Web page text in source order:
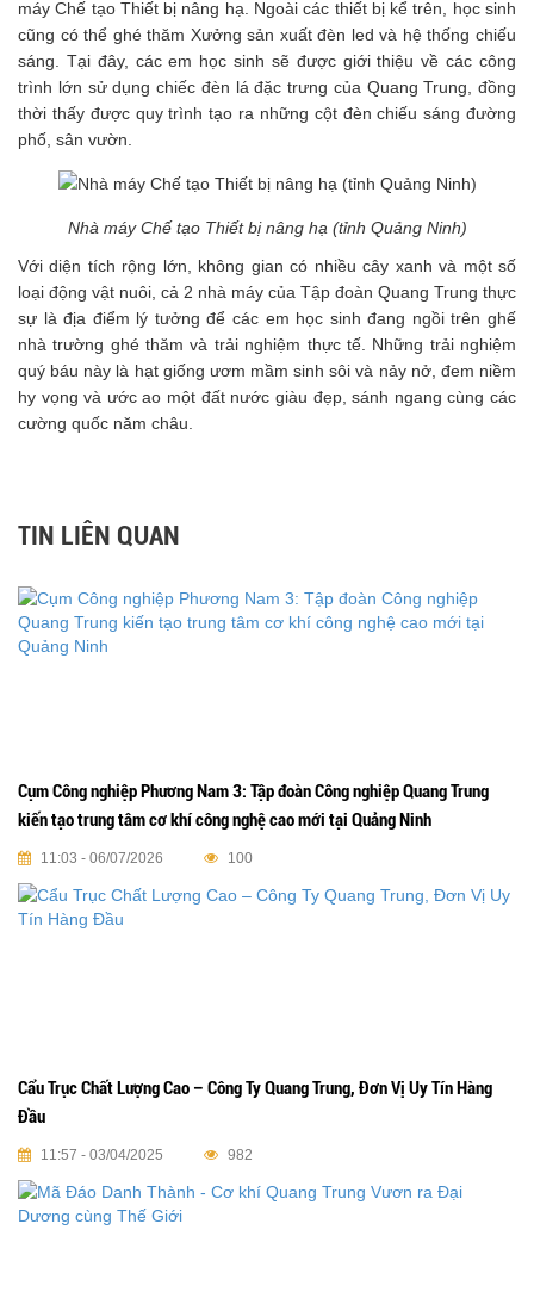
máy Chế tạo Thiết bị nâng hạ. Ngoài các thiết bị kể trên, học sinh
cũng có thể ghé thăm Xưởng sản xuất đèn led và hệ thống chiếu
sáng. Tại đây, các em học sinh sẽ được giới thiệu về các công
trình lớn sử dụng chiếc đèn lá đặc trưng của Quang Trung, đồng
thời thấy được quy trình tạo ra những cột đèn chiếu sáng đường
phố, sân vườn.
Nhà máy Chế tạo Thiết bị nâng hạ (tỉnh Quảng Ninh)
Với diện tích rộng lớn, không gian có nhiều cây xanh và một số
loại động vật nuôi, cả 2 nhà máy của Tập đoàn Quang Trung thực
sự là địa điểm lý tưởng để các em học sinh đang ngồi trên ghế
nhà trường ghé thăm và trải nghiệm thực tế. Những trải nghiệm
quý báu này là hạt giống ươm mầm sinh sôi và nảy nở, đem niềm
hy vọng và ước ao một đất nước giàu đẹp, sánh ngang cùng các
cường quốc năm châu.
TIN LIÊN QUAN
Cụm Công nghiệp Phương Nam 3: Tập đoàn Công nghiệp Quang Trung
kiến tạo trung tâm cơ khí công nghệ cao mới tại Quảng Ninh
11:03 - 06/07/2026 100
Cẩu Trục Chất Lượng Cao – Công Ty Quang Trung, Đơn Vị Uy Tín Hàng
Đầu
11:57 - 03/04/2025 982